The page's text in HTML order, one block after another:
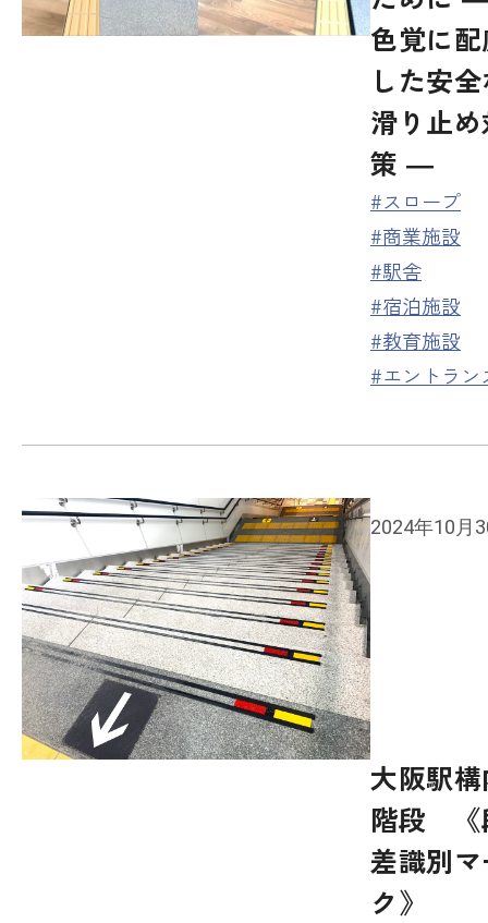
色覚に
した安
滑り止
策 ―
#スロープ
#商業施設
#駅舎
#宿泊施設
#教育施設
#エントラン
2024年10月
大阪駅
階段 《
差識別
ク》